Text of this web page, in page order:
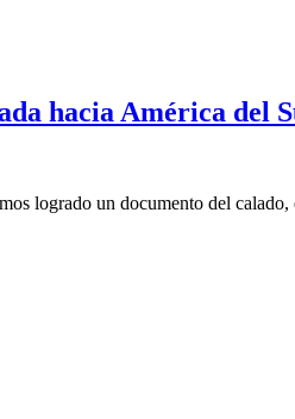
hacia América del
logrado un documento del